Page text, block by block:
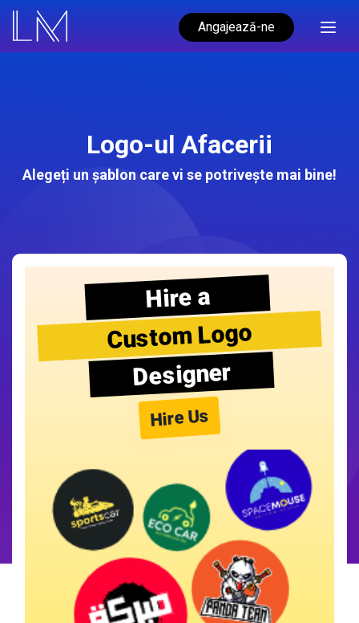
Angajează-ne
Logo-ul Afacerii
Alegeți un șablon care vi se potrivește mai bine!
Hire a
Custom Logo
Designer
Hire Us